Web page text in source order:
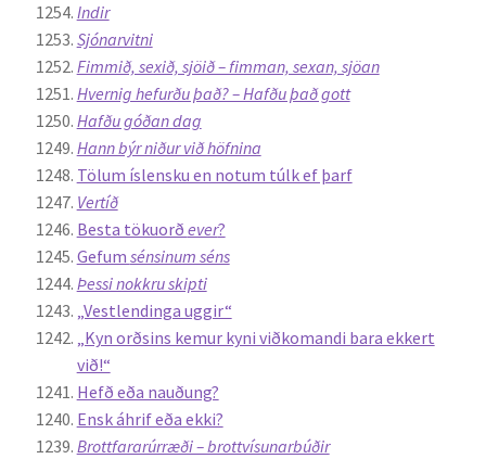
Indir
Sjónarvitni
Fimmið, sexið, sjöið – fimman, sexan, sjöan
Hvernig hefurðu það? – Hafðu það gott
Hafðu góðan dag
Hann býr niður við höfnina
Tölum íslensku en notum túlk ef þarf
Vertíð
Besta tökuorð ever?
Gefum sénsinum séns
Þessi nokkru skipti
„Vestlendinga uggir“
„Kyn orðsins kemur kyni viðkomandi bara ekkert
við!“
Hefð eða nauðung?
Ensk áhrif eða ekki?
Brottfararúrræði – brottvísunarbúðir